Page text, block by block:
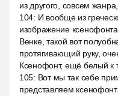
из другого, совсем жанра,
104: И вообще из
изображение
Венке, такой вот
протягивающий руку,
Ксенофонт, ещё белый к
105: Вот мы так себе
представляем